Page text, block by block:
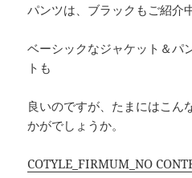
パンツは、ブラックもご紹介
ベーシックなジャケット＆パ
トも
良いのですが、たまにはこん
かがでしょうか。
COTYLE_FIRMUM_NO